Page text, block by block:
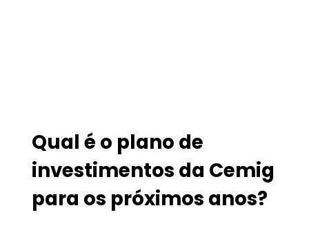
Qual é o plano de
investimentos da Cemig
para os próximos anos?